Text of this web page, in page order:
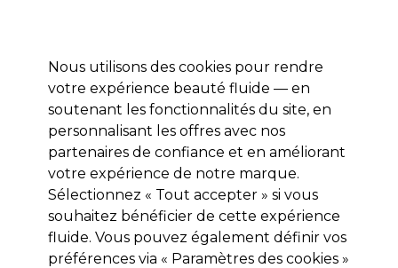
Se connecter
Marques Bons plans Coiffure Electro et Matériel
Livraison et délais
lire la suite
Beauté Maquillage et accessoires Yeux
Yeux
Nous utilisons des cookies pour rendre
votre expérience beauté fluide — en
soutenant les fonctionnalités du site, en
personnalisant les offres avec nos
partenaires de confiance et en améliorant
votre expérience de notre marque.
Sélectionnez « Tout accepter » si vous
souhaitez bénéficier de cette expérience
fluide. Vous pouvez également définir vos
préférences via « Paramètres des cookies »